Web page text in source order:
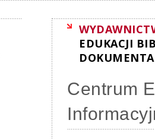
EDUKACJI
Centrum